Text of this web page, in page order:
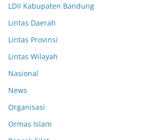
LDII Kabupaten Bandung
Lintas Daerah
Lintas Provinsi
Lintas Wilayah
Nasional
News
Organisasi
Ormas Islam